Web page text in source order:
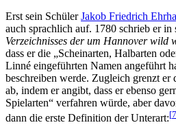
Erst sein SchülerJakob Friedrich
auch sprachlich auf. 1780 schrieb er in
Verzeichnisses der um Hannover wild
dass er die „Scheinarten, Halbarten
Linné eingeführten Namen angeführt
beschreiben werde. Zugleich grenzt er
ab, indem er angibt, dass er ebenso
Spielarten“ verfahren würde, aber
dann die erste Definition der Unterart:[7